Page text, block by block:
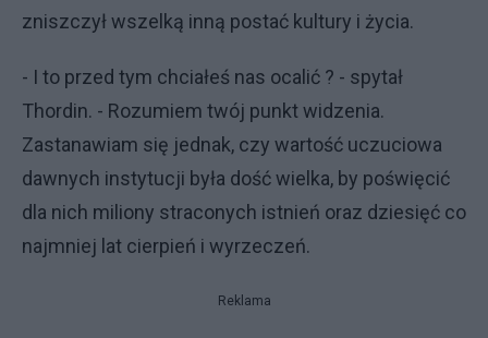
zniszczył wszelką inną postać kultury i życia.
- I to przed tym chciałeś nas ocalić ? - spytał
Thordin. - Rozumiem twój punkt widzenia.
Zastanawiam się jednak, czy wartość uczuciowa
dawnych instytucji była dość wielka, by poświęcić
dla nich miliony straconych istnień oraz dziesięć co
najmniej lat cierpień i wyrzeczeń.
Reklama